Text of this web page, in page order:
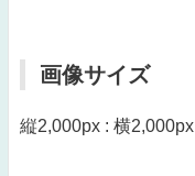
画像サイズ
縦2,000px : 横2,000px